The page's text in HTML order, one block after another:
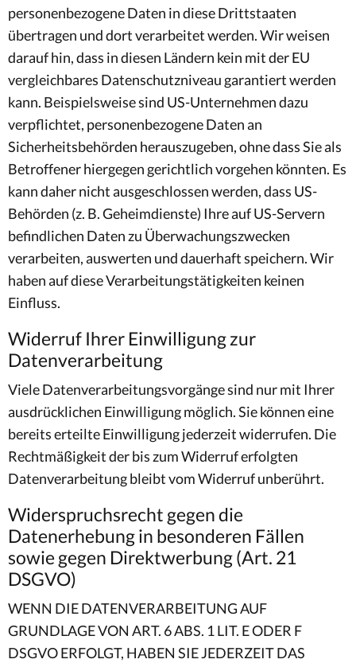
personenbezogene Daten in diese Drittstaaten
übertragen und dort verarbeitet werden. Wir weisen
darauf hin, dass in diesen Ländern kein mit der EU
vergleichbares Datenschutzniveau garantiert werden
kann. Beispielsweise sind US-Unternehmen dazu
verpflichtet, personenbezogene Daten an
Sicherheitsbehörden herauszugeben, ohne dass Sie als
Betroffener hiergegen gerichtlich vorgehen könnten. Es
kann daher nicht ausgeschlossen werden, dass US-
Behörden (z. B. Geheimdienste) Ihre auf US-Servern
befindlichen Daten zu Überwachungszwecken
verarbeiten, auswerten und dauerhaft speichern. Wir
haben auf diese Verarbeitungstätigkeiten keinen
Einfluss.
Widerruf Ihrer Einwilligung zur
Datenverarbeitung
Viele Datenverarbeitungsvorgänge sind nur mit Ihrer
ausdrücklichen Einwilligung möglich. Sie können eine
bereits erteilte Einwilligung jederzeit widerrufen. Die
Rechtmäßigkeit der bis zum Widerruf erfolgten
Datenverarbeitung bleibt vom Widerruf unberührt.
Widerspruchsrecht gegen die
Datenerhebung in besonderen Fällen
sowie gegen Direktwerbung (Art. 21
DSGVO)
WENN DIE DATENVERARBEITUNG AUF
GRUNDLAGE VON ART. 6 ABS. 1 LIT. E ODER F
DSGVO ERFOLGT, HABEN SIE JEDERZEIT DAS